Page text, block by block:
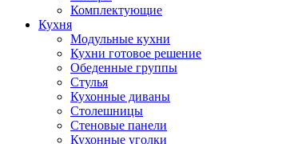
Комплектующие
Кухня
Модульные кухни
Кухни готовое решение
Обеденные группы
Стулья
Кухонные диваны
Столешницы
Стеновые панели
Кухонные уголки